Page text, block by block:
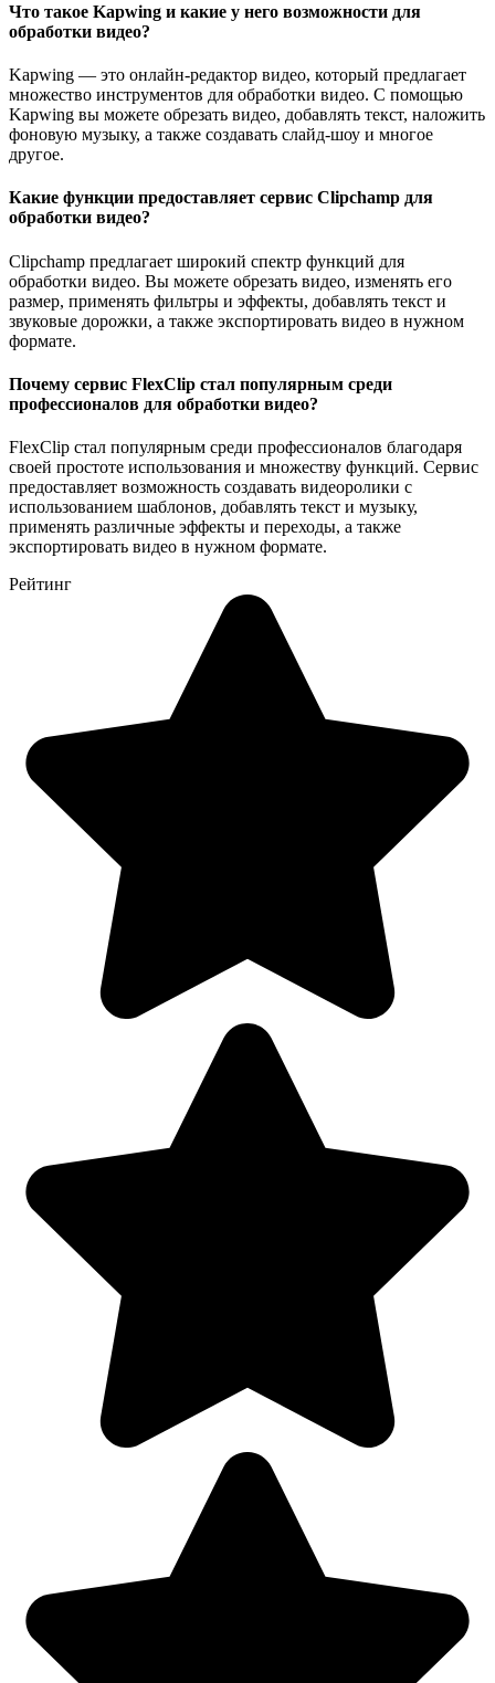
Что такое Kapwing и какие у него возможности для
обработки видео?
Kapwing — это онлайн-редактор видео, который предлагает
множество инструментов для обработки видео. С помощью
Kapwing вы можете обрезать видео, добавлять текст, наложить
фоновую музыку, а также создавать слайд-шоу и многое
другое.
Какие функции предоставляет сервис Clipchamp для
обработки видео?
Clipchamp предлагает широкий спектр функций для
обработки видео. Вы можете обрезать видео, изменять его
размер, применять фильтры и эффекты, добавлять текст и
звуковые дорожки, а также экспортировать видео в нужном
формате.
Почему сервис FlexClip стал популярным среди
профессионалов для обработки видео?
FlexClip стал популярным среди профессионалов благодаря
своей простоте использования и множеству функций. Сервис
предоставляет возможность создавать видеоролики с
использованием шаблонов, добавлять текст и музыку,
применять различные эффекты и переходы, а также
экспортировать видео в нужном формате.
Рейтинг